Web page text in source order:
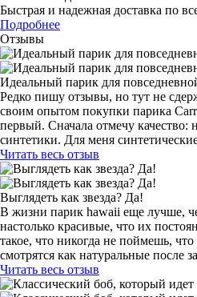
Быстрая и надежная доставка по
Подробнее
Отзывы
Идеальный парик для
Редко пишу отзывы, но тут не
своим опытом покупки парика
первый. Сначала отмечу качество:
синтетики. Для меня
Читать весь отзыв
Выглядеть как звезда? Да!
В жизни парик hawaii еще лучше,
настолько красивые, что их
такое, что никогда не поймешь,
смотрятся как натуральные после
Читать весь отзыв